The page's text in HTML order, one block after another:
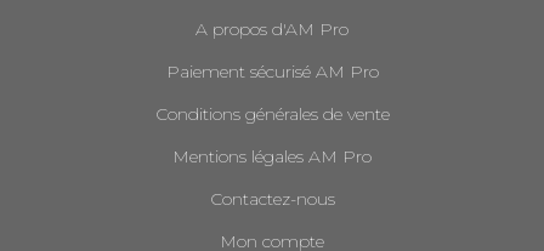
A propos d'AM Pro
Paiement sécurisé AM Pro
Conditions générales de vente
Mentions légales AM Pro
Contactez-nous
Mon compte